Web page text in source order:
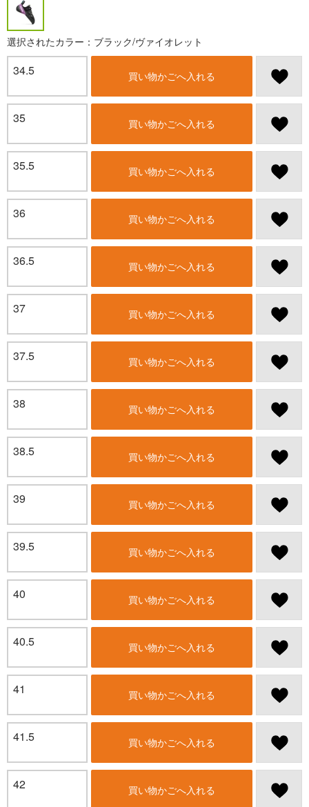
選択されたカラー：ブラック/ヴァイオレット
34.5 買い物かごへ入れる
35 買い物かごへ入れる
35.5 買い物かごへ入れる
36 買い物かごへ入れる
36.5 買い物かごへ入れる
37 買い物かごへ入れる
37.5 買い物かごへ入れる
38 買い物かごへ入れる
38.5 買い物かごへ入れる
39 買い物かごへ入れる
39.5 買い物かごへ入れる
40 買い物かごへ入れる
40.5 買い物かごへ入れる
41 買い物かごへ入れる
41.5 買い物かごへ入れる
42 買い物かごへ入れる